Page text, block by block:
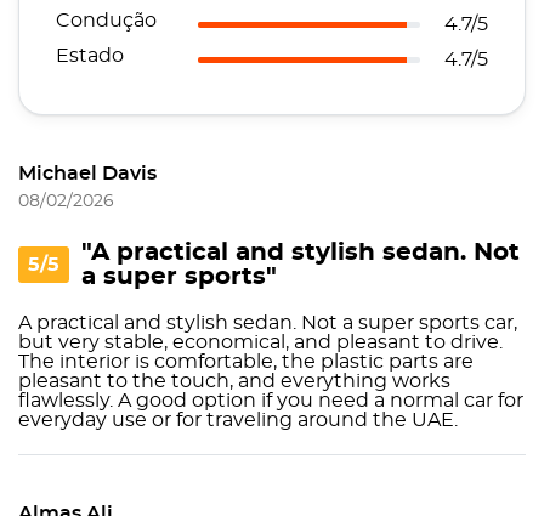
Condução
4.7/5
Estado
4.7/5
Michael Davis
08/02/2026
5/5
"A practical and stylish sedan. Not
a super sports"
A practical and stylish sedan. Not a super sports car,
but very stable, economical, and pleasant to drive.
The interior is comfortable, the plastic parts are
pleasant to the touch, and everything works
flawlessly. A good option if you need a normal car for
everyday use or for traveling around the UAE.